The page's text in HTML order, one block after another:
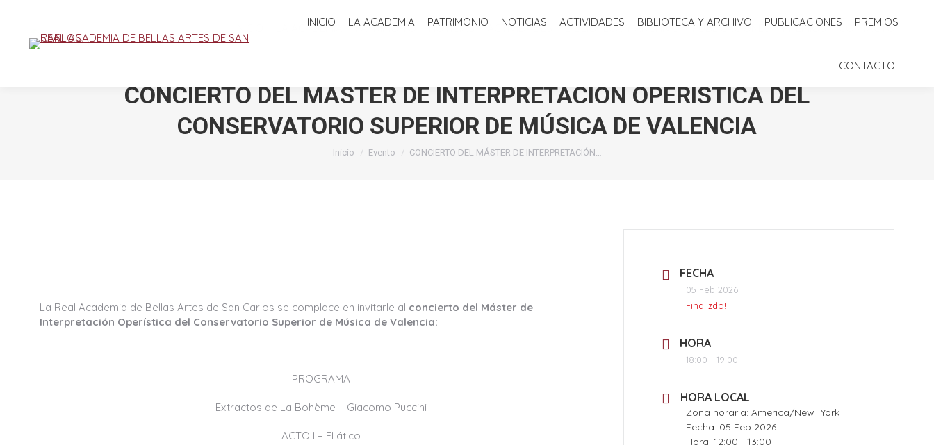
LA ACADEMIA PATRIMONIO NOTICIAS ACTIVIDADES BIBLIOTECA Y ARCHIVO PUBLICACIONES PREMIOS CONTACTO
CONCIERTO DEL MÁSTER DE INTERPRETACIÓN OPERÍSTICA DEL
CONSERVATORIO SUPERIOR DE MÚSICA DE VALENCIA
Estás aquí:
Inicio Evento CONCIERTO DEL MÁSTER DE INTERPRETACIÓN…
La Real Academia de Bellas Artes de San Carlos se complace en invitarle al concierto del Máster de
Interpretación Operística del Conservatorio Superior de Música de Valencia:
PROGRAMA
Extractos de La Bohème – Giacomo Puccini
ACTO I – El ático
FECHA
05 Feb 2026
Finalizdo!
HORA
18:00 - 19:00
HORA LOCAL
Zona horaria: America/New_York
Fecha: 05 Feb 2026
Hora: 12:00 - 13:00
INICIO LA ACADEMIA PATRIMONIO NOTICIAS ACTIVIDADES BIBLIOTECA Y ARCHIVO PUBLICACIONES PREMIOS
CONTACTO